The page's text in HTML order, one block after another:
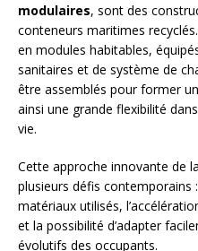
modulaires, sont des
conteneurs maritimes
en modules habitables,
sanitaires et de système de
être assemblés pour former
ainsi une grande flexibilité
vie.
Cette approche innovante de
plusieurs défis contemporains
matériaux utilisés,
et la possibilité d’adapter
évolutifs des occupants.